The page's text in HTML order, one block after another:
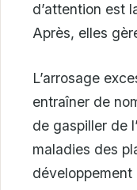
d’attention est
Après, elles
L’arrosage
entraîner de
de gaspiller de
maladies des